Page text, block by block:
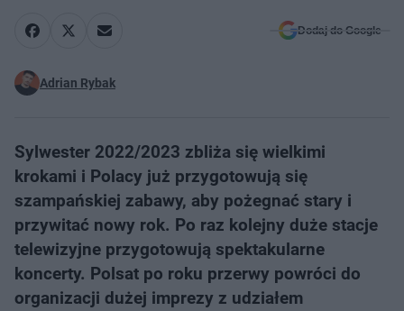
Dodaj do Google
Adrian Rybak
Sylwester 2022/2023 zbliża się wielkimi
krokami i Polacy już przygotowują się
szampańskiej zabawy, aby pożegnać stary i
przywitać nowy rok. Po raz kolejny duże stacje
telewizyjne przygotowują spektakularne
koncerty. Polsat po roku przerwy powróci do
organizacji dużej imprezy z udziałem